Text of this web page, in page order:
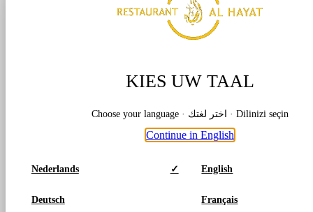
KIES UW TAAL
Choose your language · اختر لغتك · Dilinizi seçin
Continue in English
Nederlands ✓ English
Deutsch Français